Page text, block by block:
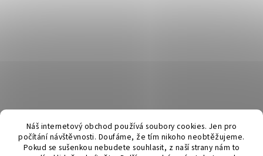
Náš internetový obchod používá soubory cookies. Jen pro
počítání návštěvnosti. Doufáme, že tím nikoho neobtěžujeme.
Pokud se sušenkou nebudete souhlasit, z naší strany nám to